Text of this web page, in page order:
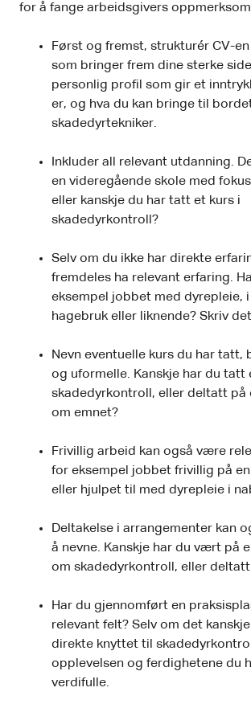
for å fange arbeidsgivers
Først og fremst, strukturér CV-
som bringer frem dine sterke
personlig profil som gir et
er, og hva du kan bringe til
skadedyrtekniker.
Inkluder all relevant utdanning.
en videregående skole med
eller kanskje du har tatt et kurs i
skadedyrkontroll?
Selv om du ikke har direkte
fremdeles ha relevant erfaring.
eksempel jobbet med dyrepleie,
hagebruk eller liknende? Skriv
Nevn eventuelle kurs du har tatt,
og uformelle. Kanskje har du tatt
skadedyrkontroll, eller deltatt på
om emnet?
Frivillig arbeid kan også være
for eksempel jobbet frivillig på
eller hjulpet til med dyrepleie i
Deltakelse i arrangementer kan
å nevne. Kanskje har du vært på
om skadedyrkontroll, eller
Har du gjennomført en
relevant felt? Selv om det
direkte knyttet til
opplevelsen og ferdighetene du
verdifulle.